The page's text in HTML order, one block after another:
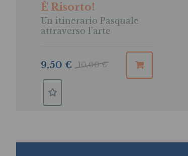
È Risorto!
Un itinerario Pasquale
attraverso l'arte
10,00 €
9,50 €